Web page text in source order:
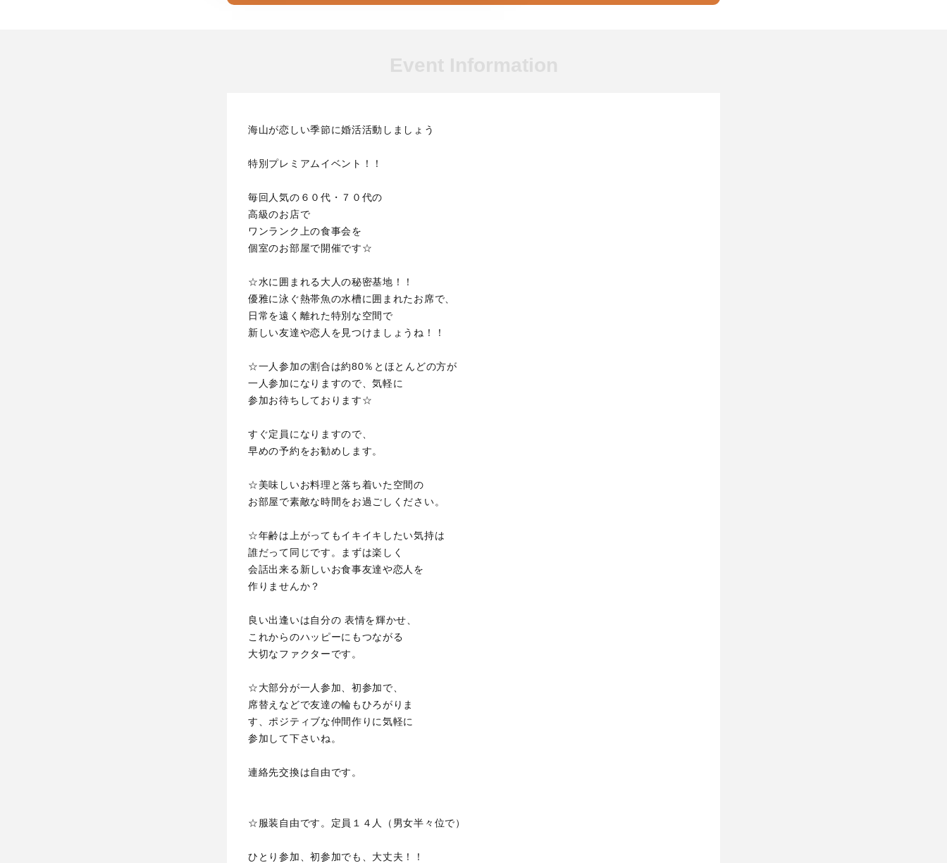
海山が恋しい季節に婚活活動しましょう
特別プレミアムイベント！！
毎回人気の６０代・７０代の
高級のお店で
ワンランク上の食事会を
個室のお部屋で開催です☆
☆水に囲まれる大人の秘密基地！！
優雅に泳ぐ熱帯魚の水槽に囲まれたお席で、
日常を遠く離れた特別な空間で
新しい友達や恋人を見つけましょうね！！
☆一人参加の割合は約80％とほとんどの方が
一人参加になりますので、気軽に
参加お待ちしております☆
すぐ定員になりますので、
早めの予約をお勧めします。
☆美味しいお料理と落ち着いた空間の
お部屋で素敵な時間をお過ごしください。
☆年齢は上がってもイキイキしたい気持は
誰だって同じです。まずは楽しく
会話出来る新しいお食事友達や恋人を
作りませんか？
良い出逢いは自分の 表情を輝かせ、
これからのハッピーにもつながる
大切なファクターです。
☆大部分が一人参加、初参加で、
席替えなどで友達の輪もひろがりま
す、ポジティブな仲間作りに気軽に
参加して下さいね。
連絡先交換は自由です。
☆服装自由です。定員１４人（男女半々位で）
ひとり参加、初参加でも、大丈夫！！